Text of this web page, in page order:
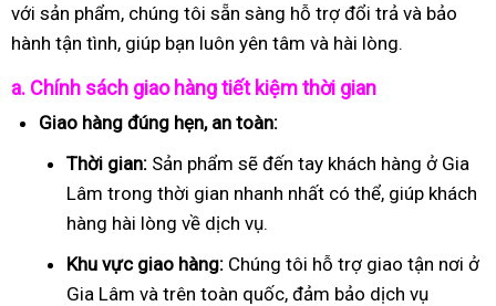
với sản phẩm, chúng tôi sẵn sàng hỗ trợ đổi trả và bảo
hành tận tình, giúp bạn luôn yên tâm và hài lòng.
a. Chính sách giao hàng tiết kiệm thời gian
Giao hàng đúng hẹn, an toàn:
Thời gian: Sản phẩm sẽ đến tay khách hàng ở Gia
Lâm trong thời gian nhanh nhất có thể, giúp khách
hàng hài lòng về dịch vụ.
Khu vực giao hàng: Chúng tôi hỗ trợ giao tận nơi ở
Gia Lâm và trên toàn quốc, đảm bảo dịch vụ